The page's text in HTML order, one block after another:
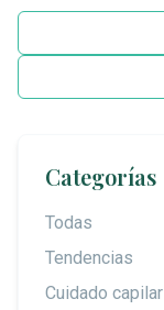
Categorías
Todas
Tendencias
Cuidado capilar